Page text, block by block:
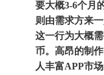
要大概3-6个月
则由需求方来
这一行为大概
币。高昂的制
人丰富APP市